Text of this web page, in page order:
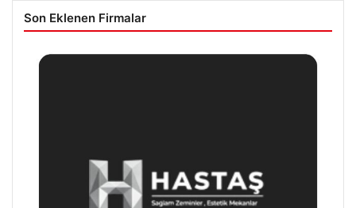
Son Eklenen Firmalar